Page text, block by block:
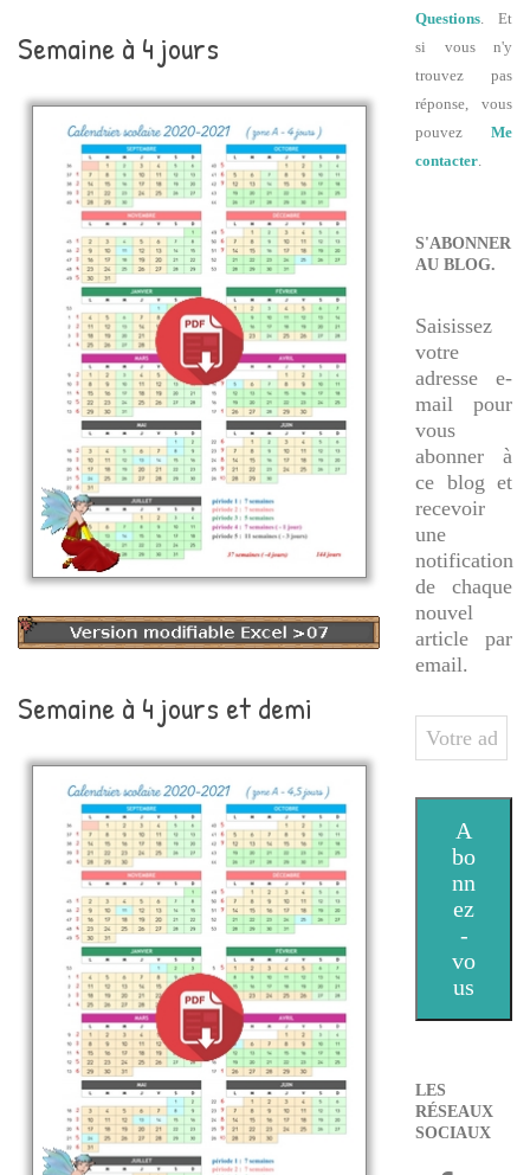
Semaine à 4 jours
Semaine à 4 jours et demi
Questions . Et
si vous n'y
trouvez pas
réponse, vous
pouvez Me
contacter
S'ABONNER
AU BLOG.
Saisissez
votre
adresse e-
mail pour
vous
abonner à
ce blog et
recevoir
une
notification
de chaque
nouvel
article par
email.
Votre
adresse
A
bo
nn
ez
-
vo
us
LES
RÉSEAUX
SOCIAUX